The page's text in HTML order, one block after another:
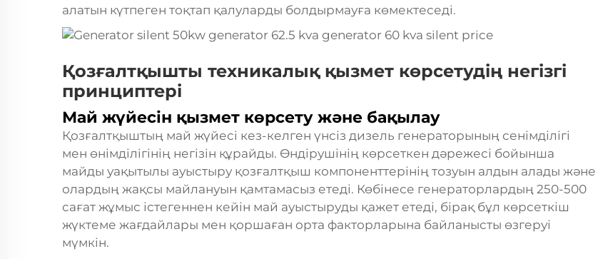
алатын күтпеген тоқтап қалуларды болдырмауға көмектеседі.
Қозғалтқышты техникалық қызмет көрсетудің негізгі
принциптері
Май жүйесін қызмет көрсету және бақылау
Қозғалтқыштың май жүйесі кез-келген үнсіз дизель генераторының сенімділігі
мен өнімділігінің негізін құрайды. Өндірушінің көрсеткен дәрежесі бойынша
майды уақытылы ауыстыру қозғалтқыш компоненттерінің тозуын алдын алады және
олардың жақсы майлануын қамтамасыз етеді. Көбінесе генераторлардың 250-500
сағат жұмыс істегеннен кейін май ауыстыруды қажет етеді, бірақ бұл көрсеткіш
жүктеме жағдайлары мен қоршаған орта факторларына байланысты өзгеруі
мүмкін.